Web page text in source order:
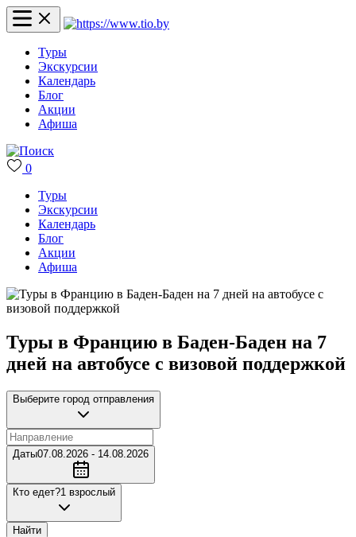
Туры
Экскурсии
Календарь
Блог
Акции
Афиша
0
Туры
Экскурсии
Календарь
Блог
Акции
Афиша
Туры в Францию в Баден-Баден на 7
дней на автобусе с визовой поддержкой
Выберите город отправления
Даты07.08.2026 - 14.08.2026
Кто едет?1 взрослый
Найти